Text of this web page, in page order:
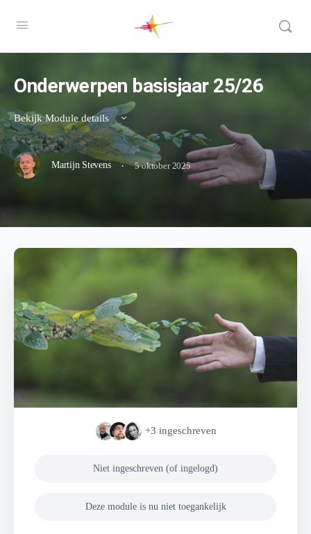
Onderwerpen basisjaar 25/26
Bekijk Module details
Martijn Stevens · 5 oktober 2025
+3 ingeschreven
Niet ingeschreven (of ingelogd)
Deze module is nu niet toegankelijk